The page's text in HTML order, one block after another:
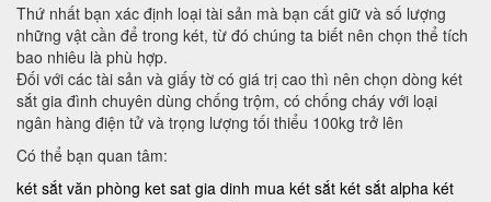
Thứ nhất bạn xác định loại tài sản mà bạn cất giữ và số lượng
những vật cần để trong két, từ đó chúng ta biết nên chọn thể tích
bao nhiêu là phù hợp.
Đối với các tài sản và giấy tờ có giá trị cao thì nên chọn dòng két
sắt gia đình chuyên dùng chống trộm, có chống cháy với loại
ngân hàng điện tử và trọng lượng tối thiểu 100kg trở lên
Có thể bạn quan tâm:
két sắt văn phòng ket sat gia dinh mua két sắt két sắt alpha két